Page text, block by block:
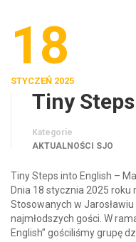
18
STYCZEŃ 2025
Tiny
Kategorie
AKTUALNOŚCI SJO
Tiny Steps into English –
Dnia 18 stycznia 2025
Stosowanych w Jarosławiu
najmłodszych gości. W
English” gościliśmy grupę